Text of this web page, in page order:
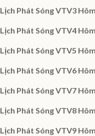
Lịch Phát Sóng VTV3
Lịch Phát Sóng VTV4
Lịch Phát Sóng VTV5
Lịch Phát Sóng VTV6
Lịch Phát Sóng VTV7
Lịch Phát Sóng VTV8
Lịch Phát Sóng VTV9